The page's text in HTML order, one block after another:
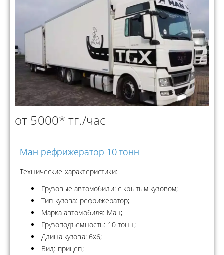
от 5000* тг./час
Ман рефрижератор 10 тонн
Технические характеристики:
Грузовые автомобили: с крытым кузовом;
Тип кузова: рефрижератор;
Марка автомобиля: Ман;
Грузоподъемность: 10 тонн;
Длина кузова: 6х6;
Вид: прицеп;